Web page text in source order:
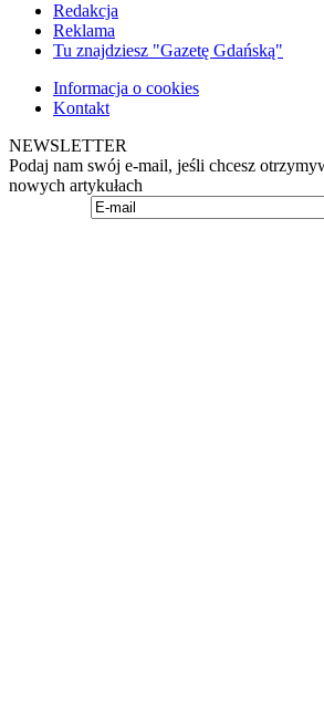
Redakcja
Reklama
Tu znajdziesz "Gazetę Gdańską"
Informacja o cookies
Kontakt
NEWSLETTER
Podaj nam swój e-mail, jeśli chcesz
nowych artykułach